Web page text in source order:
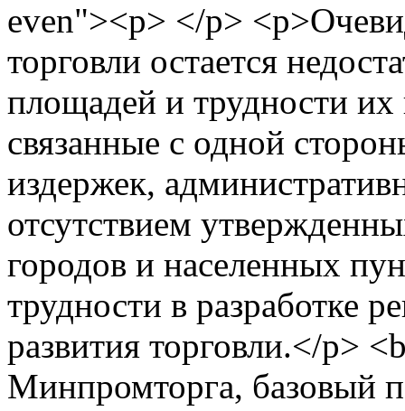
even"><p> </p>
торговли остается
площадей и трудности их
связанные с одной
издержек,
отсутствием
городов и населенных
трудности в разработке
развития торговли.</p>
Минпромторга, базовый